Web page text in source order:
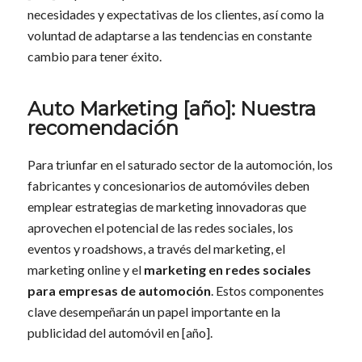
necesidades y expectativas de los clientes, así como la
voluntad de adaptarse a las tendencias en constante
cambio para tener éxito.
Auto Marketing [año]: Nuestra
recomendación
Para triunfar en el saturado sector de la automoción, los
fabricantes y concesionarios de automóviles deben
emplear estrategias de marketing innovadoras que
aprovechen el potencial de las redes sociales, los
eventos y roadshows, a través del marketing, el
marketing online y el marketing en redes sociales
para empresas de automoción. Estos componentes
clave desempeñarán un papel importante en la
publicidad del automóvil en [año].